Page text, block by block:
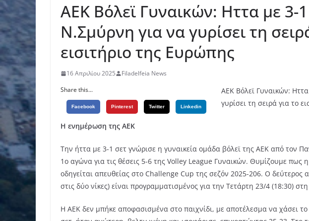
ΑΕΚ Βόλεϊ Γυναικών: Ηττα με 3-
Ν.Σμύρνη για να γυρίσει τη
εισιτήριο της Ευρώπης
16 Απριλίου 2025
Filadelfeia News
Share this...
Facebook Pinterest Twitter Linkedin
ΑΕΚ Βόλεϊ Γυναικών:
γυρίσει τη σειρά για το
Η ενημέρωση της ΑΕΚ
Την ήττα με 3-1 σετ γνώρισε η γυναικεία ομάδα βόλεϊ της ΑΕΚ από τον
1ο αγώνα για τις θέσεις 5-6 της Volley League Γυναικών. Θυμίζουμε πως
οδηγείται απευθείας στο Challenge Cup της σεζόν 2025-206. Ο δεύτερος
στις δύο νίκες) είναι προγραμματισμένος για την Τετάρτη 23/4 (18:30)
Η ΑΕΚ δεν μπήκε αποφασισμένα στο παιχνίδι, με αποτέλεσμα να χάσει